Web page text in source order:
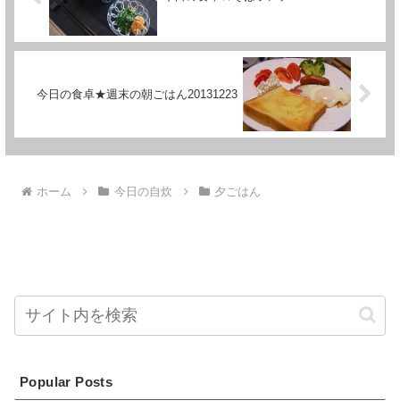
今日の食卓★週末の朝ごはん20131223
ホーム 今日の自炊 夕ごはん
Popular Posts